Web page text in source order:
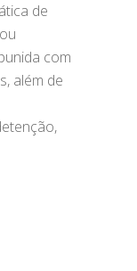
de
com
além de